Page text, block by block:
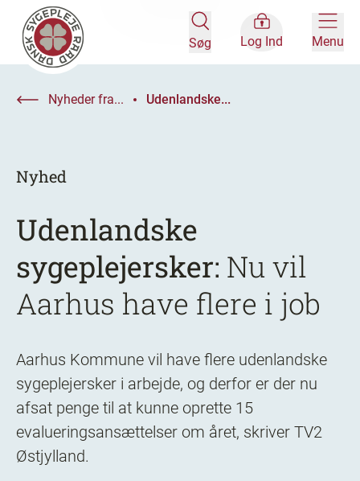
Søg Log Ind Menu
Nyheder fra... Udenlandske...
Nyhed
Udenlandske
sygeplejersker: Nu vil
Aarhus have flere i job
Aarhus Kommune vil have flere udenlandske
sygeplejersker i arbejde, og derfor er der nu
afsat penge til at kunne oprette 15
evalueringsansættelser om året, skriver TV2
Østjylland.